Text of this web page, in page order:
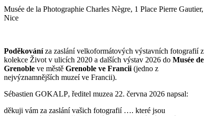
Musée de la Photographie Charles Nègre, 1 Place Pierre Gautier,
Nice
Poděkováníza zaslání velkoformátových výstavních fotografií z
kolekce Život v ulicích 2020 a dalších výstav 2026 do Musée de
Grenoble ve městě Grenoble ve Francii (jedno z
nejvýznamnějších muzeí ve Francii).
Sébastien GOKALP, ředitel muzea 22. června 2026 napsal:
děkuji vám za zaslání vašich fotografií …. které jsou